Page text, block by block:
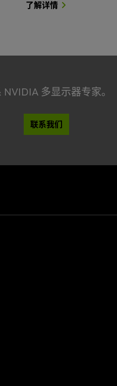
了解详情
NVIDIA 多显示器专家。
联系我们